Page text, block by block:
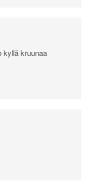
kyllä kruunaa